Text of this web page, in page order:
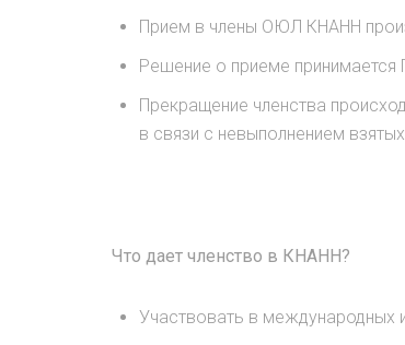
Прием в члены ОЮЛ КНАНН
Решение о приеме
Прекращение членства
в связи с невыполнением
Что дает членство в КНАНН?
Участвовать в